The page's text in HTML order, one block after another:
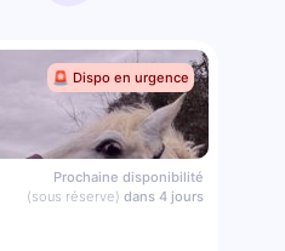
🚨 Dispo en urgence
Prochaine disponibilité
(sous réserve) dans 4 jours